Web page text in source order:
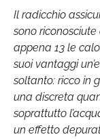
Il radicchio
sono
appena 13 le
suoi vantaggi
soltanto: ricco in
una discreta
soprattutto
un effetto